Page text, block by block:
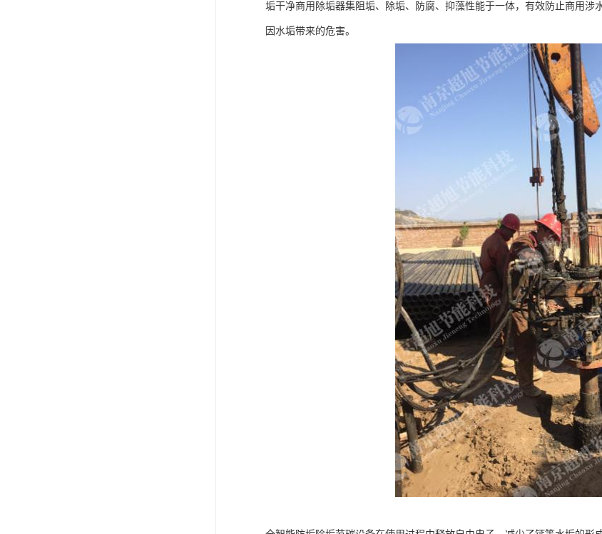
垢干净商用除垢器集阻垢、除垢、防腐、抑藻性能于一体，有效防止商用
因水垢带来的危害。